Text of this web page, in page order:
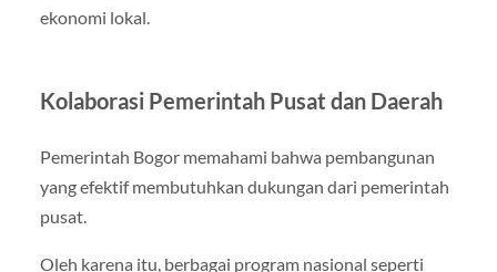
ekonomi lokal.
Kolaborasi Pemerintah Pusat dan Daerah
Pemerintah Bogor memahami bahwa pembangunan
yang efektif membutuhkan dukungan dari pemerintah
pusat.
Oleh karena itu, berbagai program nasional seperti